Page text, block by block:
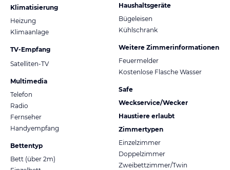
Klimatisierung
Heizung
Klimaanlage
TV-Empfang
Satelliten-TV
Multimedia
Telefon
Radio
Fernseher
Handyempfang
Bettentyp
Bett (über 2m)
Haushaltsgeräte
Bügeleisen
Kühlschrank
Weitere Zimmerinformationen
Feuermelder
Kostenlose Flasche Wasser
Safe
Weckservice/Wecker
Haustiere erlaubt
Zimmertypen
Einzelzimmer
Doppelzimmer
Zweibettzimmer/Twin